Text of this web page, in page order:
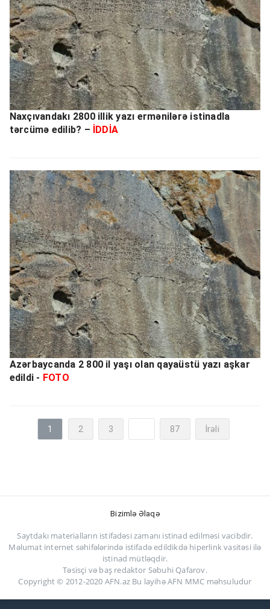
Naxçıvandakı 2800 illik yazı ermənilərə istinadla
tərcümə edilib? –
İDDİA
Azərbaycanda 2 800 il yaşı olan qayaüstü yazı aşkar
edildi - FOTO
1 2 3 87 İrəli
Bizimlə Əlaqə
Saytdakı materialların istifadəsi zamanı istinad edilməsi vacibdir.
Məlumat internet səhifələrində istifadə edildikdə hiperlink vasitəsi ilə
istinad mütləqdir.
Təsisçi və baş redaktor Səbuhi Qafarov.
Copyright © 2012-2020 AFN.az Bu layihə AFN MMC məhsuludur